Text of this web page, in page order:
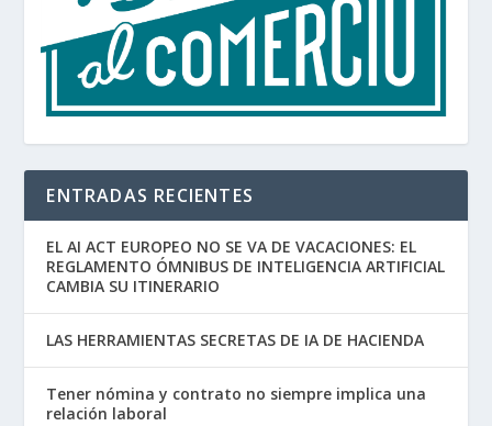
ENTRADAS RECIENTES
EL AI ACT EUROPEO NO SE VA DE VACACIONES: EL
REGLAMENTO ÓMNIBUS DE INTELIGENCIA ARTIFICIAL
CAMBIA SU ITINERARIO
LAS HERRAMIENTAS SECRETAS DE IA DE HACIENDA
Tener nómina y contrato no siempre implica una
relación laboral